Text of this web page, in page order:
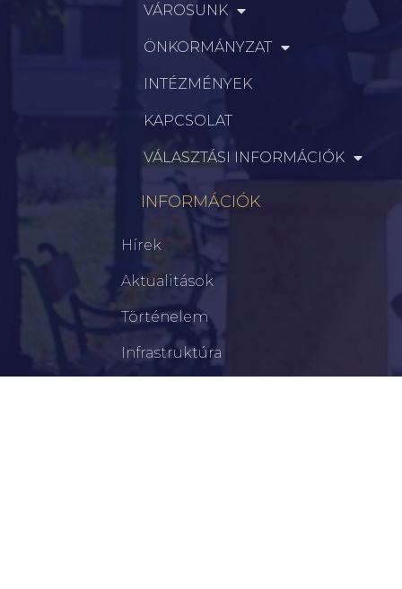
VÁROSUNK
ÖNKORMÁNYZAT
INTÉZMÉNYEK
KAPCSOLAT
VÁLASZTÁSI INFORMÁCIÓK
INFORMÁCIÓK
Hírek
Aktualitások
Történelem
Infrastruktúra